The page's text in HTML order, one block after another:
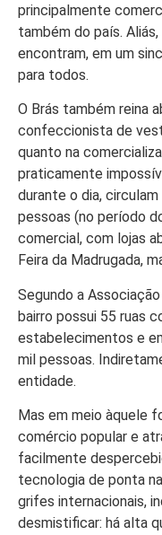
principalmente
também do país.
encontram, em um
para todos.
O Brás também reina
confeccionista de
quanto na
praticamente
durante o dia, circulam
pessoas (no período
comercial, com lojas
Feira da Madrugada,
Segundo a
bairro possui 55 ruas
estabelecimentos e
mil pessoas.
entidade.
Mas em meio àquele
comércio popular e
facilmente
tecnologia de ponta
grifes internacionais,
desmistificar: há alta